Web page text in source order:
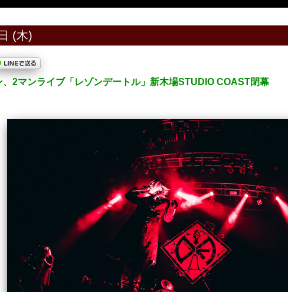
(木)
2マンライブ「レゾンデートル」新木場STUDIO COAST閉幕